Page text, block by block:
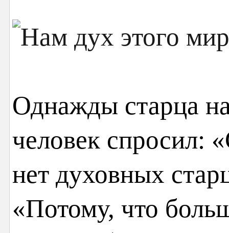
Однажды старца
человек спросил:
нет духовных
«Потому, что